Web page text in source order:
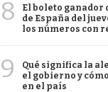
8
El boleto ganador
de España del
los números con
9
Qué significa la
el gobierno y
en el país